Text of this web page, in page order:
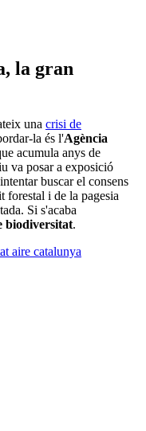
la gran
una crisi de
la és l'Agència
acumula anys de
va posar a exposició
buscar el consens
forestal i de la pagesia
Si s'acaba
biodiversitat.